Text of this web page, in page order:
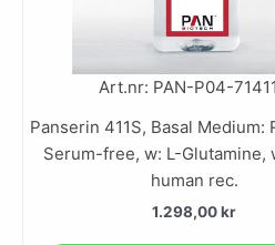
Art.nr: PAN-P04-
Panserin 411S, Basal Medium:
Serum-free, w: L-Glutamine,
human rec.
1.298,00kr